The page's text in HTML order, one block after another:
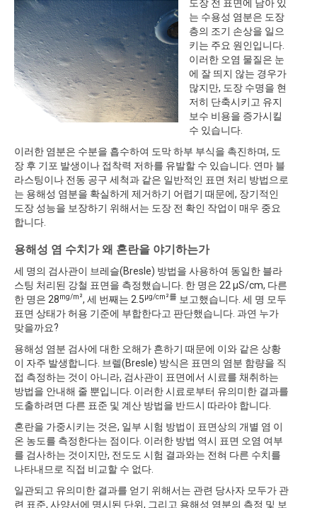
도장 전 표면에 남아 있
는 수용성 염분은 도장
층의 조기 손상을 일으
키는 주요 원인입니다.
이러한 오염 물질은 눈
에 잘 띄지 않는 경우가
많지만, 도장 수명을 현
저히 단축시키고 유지
보수 비용을 증가시킬
수 있습니다.
이러한 염분은 수분을 흡수하여 도막 하부 부식을 촉진하며, 도
장 후 기포 발생이나 접착력 저하를 유발할 수 있습니다. 연마 블
라스팅이나 전동 공구 세척과 같은 일반적인 표면 처리 방법으로
는 용해성 염분을 확실하게 제거하기 어렵기 때문에, 장기적인
도장 성능을 보장하기 위해서는 도장 전 확인 작업이 매우 중요
합니다.
용해성 염 수치가 왜 혼란을 야기하는가
세 명의 검사관이 브레슬(Bresle) 방법을 사용하여 동일한 블라
스팅 처리된 강철 표면을 측정했습니다. 한 명은 22 µS/cm, 다른
한 명은 28mg/m², 세 번째는 2.5µg/cm²를 보고했습니다. 세 명 모두
표면 상태가 허용 기준에 부합한다고 판단했습니다. 과연 누가
맞을까요?
용해성 염분 검사에 대한 오해가 흔하기 때문에 이와 같은 상황
이 자주 발생합니다. 브렐(Bresle) 방식은 표면의 염분 함량을 직
접 측정하는 것이 아니라, 검사관이 표면에서 시료를 채취하는
방법을 안내해 줄 뿐입니다. 이러한 시료로부터 유의미한 결과를
도출하려면 다른 표준 및 계산 방법을 반드시 따라야 합니다.
혼란을 가중시키는 것은, 일부 시험 방법이 표면상의 개별 염 이
온 농도를 측정한다는 점이다. 이러한 방법 역시 표면 오염 여부
를 검사하는 것이지만, 전도도 시험 결과와는 전혀 다른 수치를
나타내므로 직접 비교할 수 없다.
일관되고 유의미한 결과를 얻기 위해서는 관련 당사자 모두가 관
련 표준, 사양서에 명시된 단위, 그리고 용해성 염분의 측정 및 보